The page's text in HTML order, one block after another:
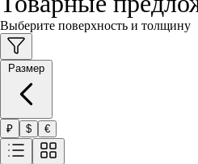
Выберите поверхность и толщину
₽ $ €